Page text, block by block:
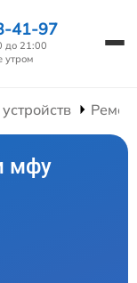
41-97
до 21:00
утром
мфу